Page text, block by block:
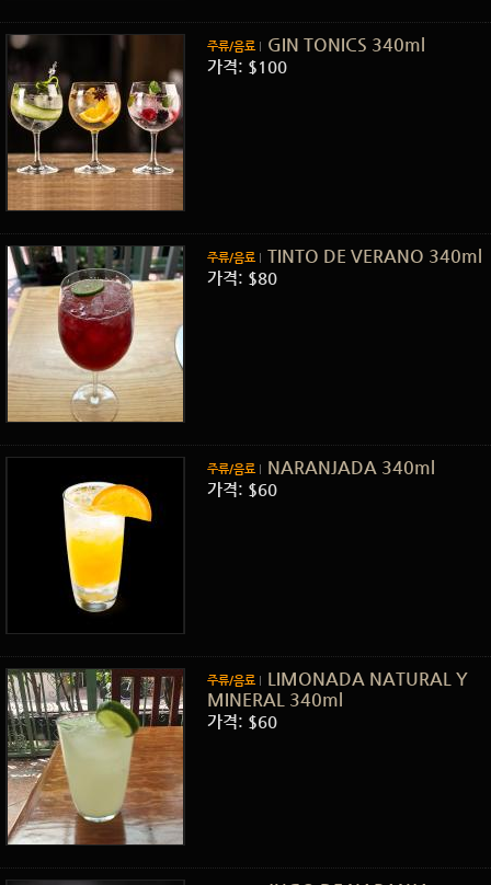
주류/음료 GIN TONICS 340ml
가격: $100
주류/음료 TINTO DE VERANO 340ml
가격: $80
주류/음료 NARANJADA 340ml
가격: $60
주류/음료
LIMONADA NATURAL Y
MINERAL 340ml
가격: $60